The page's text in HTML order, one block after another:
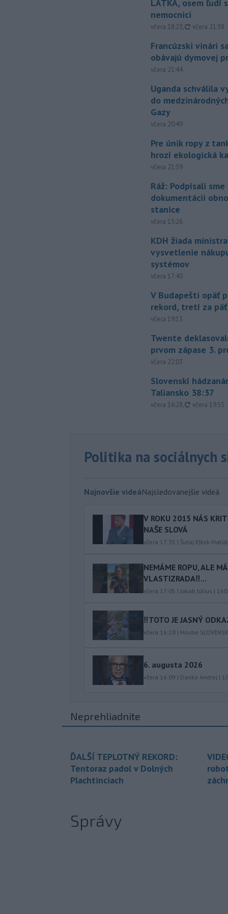
LÁTKA, osem ľudí
nemocnici
včera 18:23, aktualizované
včera 21:38
Francúzski vinári
obávajú dymovej
včera 21:44
Uganda schválila
do
Gazy
včera 20:49
Pre únik ropy z
hrozí ekologická
včera 21:59
Ráž: Podpísali
dokumentácii
stanice
včera 15:26
KDH žiada
vysvetlenie
systémov
včera 17:40
V Budapešti opäť
rekord, tretí za
včera 19:15
Twente
prvom zápase 3.
včera 22:03
Slovenskí
Taliansko 38:37
včera 16:28, aktualizované
včera 19:55
Politika na sociálnych
Najnovšie videáNajsledovanejšie videá
V ROKU 2015 NÁS
NAŠE SLOVÁ
včera 17:35 | Šutaj Eštok Matúš
NEMÁME ROPU, ALE
VLASTIZRADA‼️...
včera 17:05 |Jakab Július |
‼️TOTO JE JASNÝ
včera 16:20 | Hnutie
6. augusta 2026
včera 16:09 | Danko Andrej |
Neprehliadnite
ĎALŠÍ TEPLOTNÝ REKORD:
Tentoraz padol v Dolných
Plachtinciach
Správy